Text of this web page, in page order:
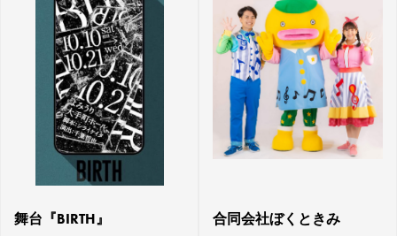
舞台『BIRTH』 合同会社ぼくときみ